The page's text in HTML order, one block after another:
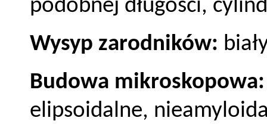
podobnej długości,
Wysyp zarodników:
Budowa
elipsoidalne,